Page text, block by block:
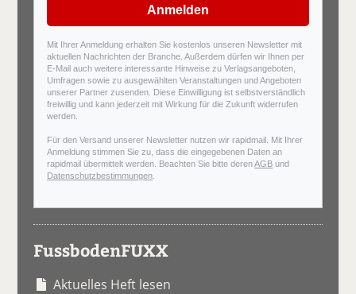
Anmelden
Mit Ihrer Anmeldung erhalten Sie kostenlos unseren Newsletter mit
aktuellen Nachrichten der Branche. Außerdem dürfen wir Ihnen per
E-Mail auch weitere interessante Hinweise zu Verlagsangeboten,
Umfragen sowie zu ausgewählten Veranstaltungen und Angeboten
unserer Partner zusenden. Diese Einwilligung ist selbstverständlich
freiwillig und kann jederzeit mit Wirkung für die Zukunft widerrufen
werden.
Für den Versand unserer Newsletter nutzen wir rapidmail. Mit Ihrer
Anmeldung stimmen Sie zu, dass die eingegebenen Daten an
rapidmail übermittelt werden. Beachten Sie bitte derenAGB und
Datenschutzbestimmungen
FussbodenFUXX
Aktuelles Heft lesen